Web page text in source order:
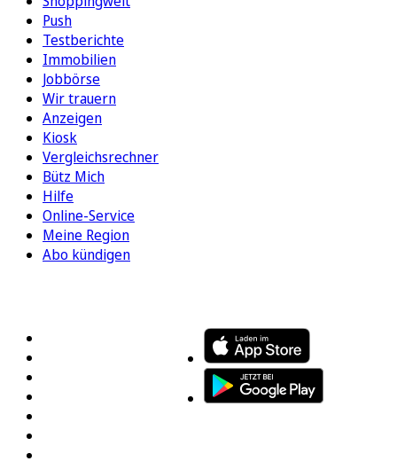
Push
Testberichte
Immobilien
Jobbörse
Wir trauern
Anzeigen
Kiosk
Vergleichsrechner
Bütz Mich
Hilfe
Online-Service
Meine Region
Abo kündigen